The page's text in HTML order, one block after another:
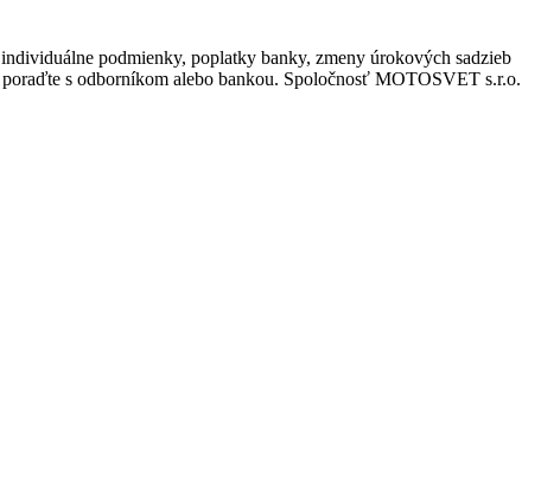
podmienky, poplatky banky, zmeny úrokových sadzieb
s odborníkom alebo bankou. Spoločnosť MOTOSVET s.r.o.